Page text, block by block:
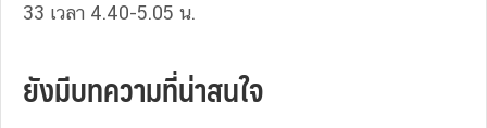
33 เวลา 4.40-5.05 น.
ยังมีบทความที่น่าสนใจ